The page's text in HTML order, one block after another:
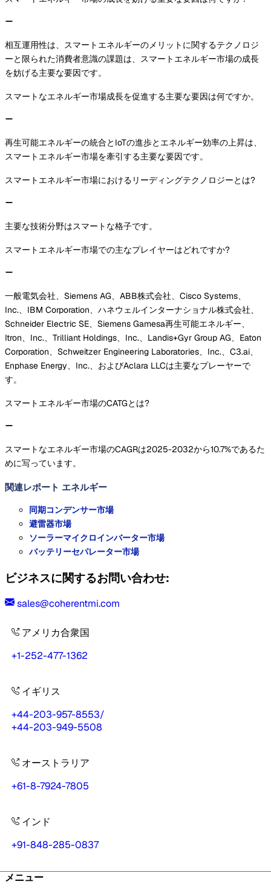
相互運用性は、スマートエネルギーのメリットに関するテクノロジ
ーと限られた消費者意識の課題は、スマートエネルギー市場の成長
を妨げる主要な要因です。
スマートなエネルギー市場成長を促進する主要な要因は何ですか。
再生可能エネルギーの統合とIoTの進歩とエネルギー効率の上昇は、
スマートエネルギー市場を牽引する主要な要因です。
スマートエネルギー市場におけるリーディングテクノロジーとは?
主要な技術分野はスマートな格子です。
スマートエネルギー市場での主なプレイヤーはどれですか?
一般電気会社、Siemens AG、ABB株式会社、Cisco Systems、
Inc.、IBM Corporation、ハネウェルインターナショナル株式会社、
Schneider Electric SE、Siemens Gamesa再生可能エネルギー、
Itron、Inc.、Trilliant Holdings、Inc.、Landis+Gyr Group AG、Eaton
Corporation、Schweitzer Engineering Laboratories、Inc.、C3.ai、
Enphase Energy、Inc.、およびAclara LLCは主要なプレーヤーで
す。
スマートエネルギー市場のCATGとは?
スマートなエネルギー市場のCAGRは2025-2032から10.7%であるた
めに写っています。
関連レポート エネルギー
同期コンデンサー市場
避雷器市場
ソーラーマイクロインバーター市場
バッテリーセパレーター市場
ビジネスに関するお問い合わせ:
sales@coherentmi.com
アメリカ合衆国
+1-252-477-1362
イギリス
+44-203-957-8553/
+44-203-949-5508
オーストラリア
+61-8-7924-7805
インド
+91-848-285-0837
メニュー